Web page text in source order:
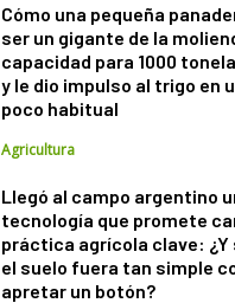
Cómo una pequeña
ser un gigante de la
capacidad para 1000
y le dio impulso al trigo en
poco habitual
Agricultura
Llegó al campo argentino
tecnología que promete
práctica agrícola clave: ¿Y
el suelo fuera tan simple
apretar un botón?